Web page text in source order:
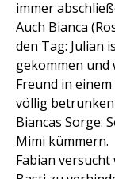
immer
Auch Bianca
den Tag: Julian
gekommen und
Freund in
völlig
Biancas Sorge:
Mimi kümmern.
Fabian